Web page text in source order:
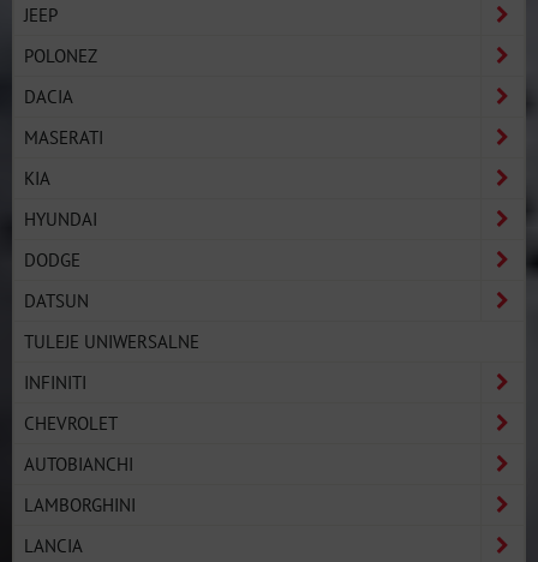
JEEP
POLONEZ
DACIA
MASERATI
KIA
HYUNDAI
DODGE
DATSUN
TULEJE UNIWERSALNE
INFINITI
CHEVROLET
AUTOBIANCHI
LAMBORGHINI
LANCIA